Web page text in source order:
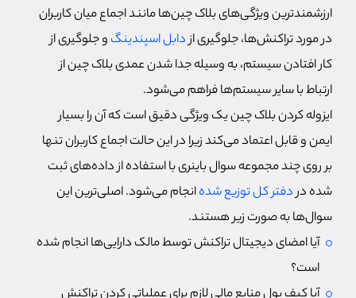
ارزشمندترین ویژگی‌های بلاک چین‌ها مانند اجماع میان کاربران
در مورد تراکنش‌ها، جلوگیری ازدابل اسپندینگ و جلوگیری از
کار افتادن سیستم، به وسیله جدا شدن عمدی بلاک چین از
ارتباط با سایر سیستم‌ها فراهم می‌شود.
ایزوله کردن بلاک چین یک ویژگی دقیق است که آن را بسیار
ایمن و قابل اعتماد می‌کند زیرا در این حالت اجماع کاربران تنها
بر روی چند مجموعه سوال باینری با استفاده از داده‌های ثبت
شده دردفتر کل توزیع شدهانجام می‌شود. اصلی‌ترین این
سوال‌ها به صورت زیر هستند.
آیا امضای دیجیتال تراکنش توسط مالک دارایی‌ها انجام شده
است؟